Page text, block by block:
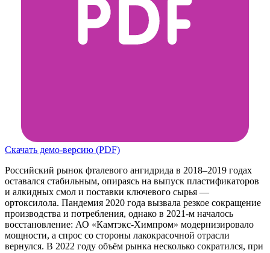
Скачать демо-версию (PDF)
Российский рынок фталевого ангидрида в 2018–2019 годах
оставался стабильным, опираясь на выпуск пластификаторов
и алкидных смол и поставки ключевого сырья —
ортоксилола. Пандемия 2020 года вызвала резкое сокращение
производства и потребления, однако в 2021-м началось
восстановление: АО «Камтэкс-Химпром» модернизировало
мощности, а спрос со стороны лакокрасочной отрасли
вернулся. В 2022 году объём рынка несколько сократился, при